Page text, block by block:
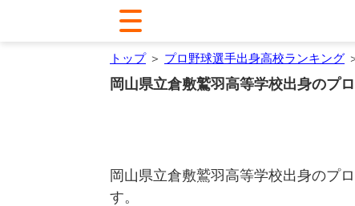
トップ＞ プロ野球選手出身高校ランキング
岡山県立倉敷鷲羽高等学校出身のプ
岡山県立倉敷鷲羽高等学校出身のプ
す。